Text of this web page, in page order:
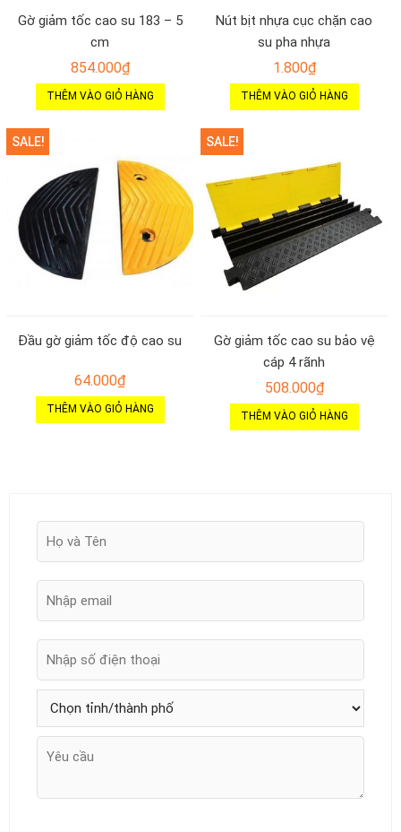
Gờ giảm tốc cao su 183 – 5
cm
854.000₫
THÊM VÀO GIỎ HÀNG
Nút bịt nhựa cục chặn cao
su pha nhựa
1.800₫
THÊM VÀO GIỎ HÀNG
SALE!
Đầu gờ giảm tốc độ cao su
64.000₫
THÊM VÀO GIỎ HÀNG
SALE!
Gờ giảm tốc cao su bảo vệ
cáp 4 rãnh
508.000₫
THÊM VÀO GIỎ HÀNG